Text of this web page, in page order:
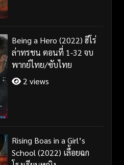
Being a Hero (2022) ฮีโร่
ล่าทรชน ตอนที่ 1-32 จบ
พากย์ไทย/ซับไทย
2 views
Rising Boas in a Girl’s
School (2022) เลื้อยฉก